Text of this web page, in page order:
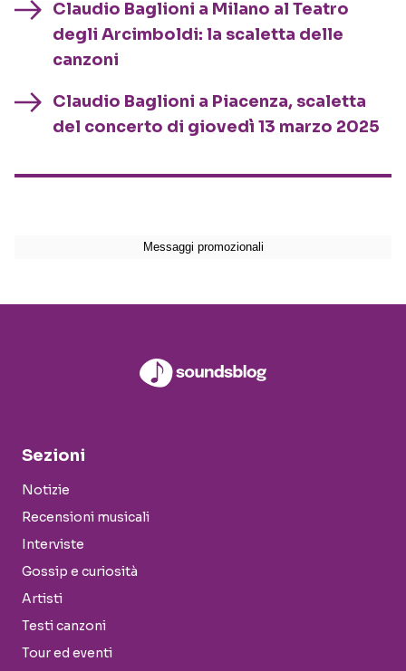
Claudio Baglioni a Milano al Teatro
degli Arcimboldi: la scaletta delle
canzoni
Claudio Baglioni a Piacenza, scaletta
del concerto di giovedì 13 marzo 2025
Sezioni
Notizie
Recensioni musicali
Interviste
Gossip e curiosità
Artisti
Testi canzoni
Tour ed eventi